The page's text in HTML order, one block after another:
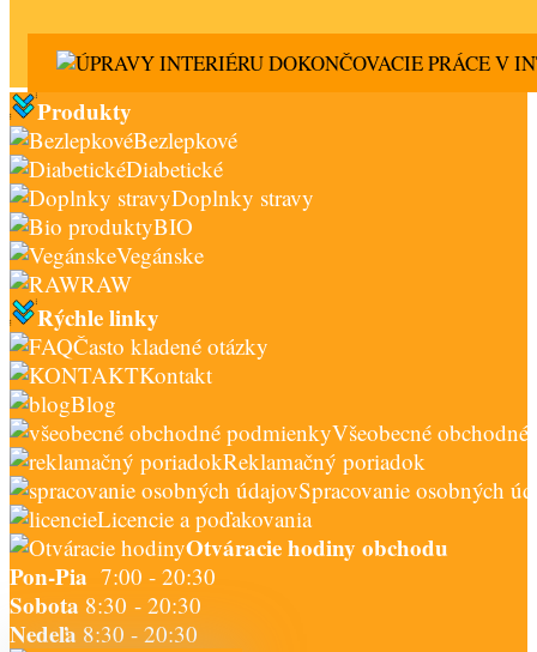
DOKONČOVACIE PRÁCE V
Produkty
Bezlepkové
Diabetické
Doplnky stravy
BIO
Vegánske
RAW
Rýchle linky
Často kladené otázky
Kontakt
Blog
Všeobecné
Reklamačný poriadok
Spracovanie osobných
Licencie a poďakovania
Otváracie hodiny obchodu
Pon-Pia 7:00 - 20:30
Sobota 8:30 - 20:30
Nedeľa 8:30 - 20:30